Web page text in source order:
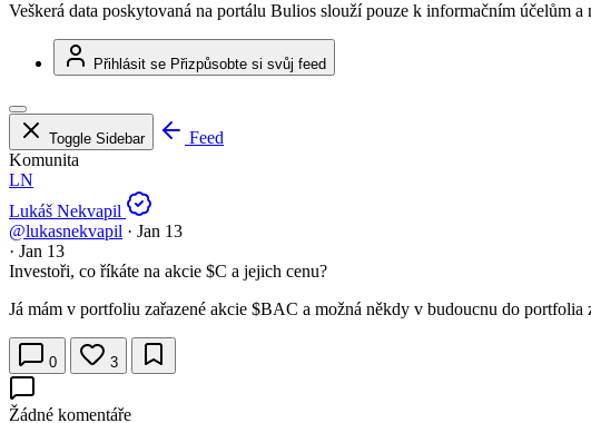
Veškerá data poskytovaná na portálu Bulios slouží pouze k informačním účelům
Přihlásit se Přizpůsobte si svůj feed
Toggle Sidebar
Feed
Komunita
LN
Lukáš Nekvapil
@lukasnekvapil · Jan 13
· Jan 13
Investoři, co říkáte na akcie $C a jejich cenu?
Já mám v portfoliu zařazené akcie $BAC a možná někdy v budoucnu do portfolia
0 3
Žádné komentáře